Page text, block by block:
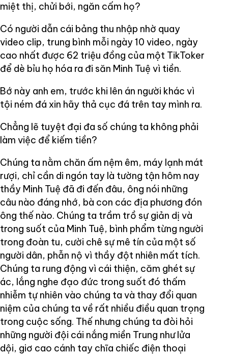
miệt thị, chửi bới, ngăn cấm họ?
Có người dẫn cái bảng thu nhập nhờ quay
video clip, trung bình mỗi ngày 10 video, ngày
cao nhất được 62 triệu đồng của một TikToker
để dè bỉu họ hóa ra đi săn Minh Tuệ vì tiền.
Bớ này anh em, trước khi lên án người khác vì
tội ném đá xin hãy thả cục đá trên tay mình ra.
Chẳng lẽ tuyệt đại đa số chúng ta không phải
làm việc để kiếm tiền?
Chúng ta nằm chăn ấm nệm êm, máy lạnh mát
rượi, chỉ cần di ngón tay là tường tận hôm nay
thầy Minh Tuệ đã đi đến đâu, ông nói những
câu nào đáng nhớ, bà con các địa phương đón
ông thế nào. Chúng ta trầm trồ sự giản dị và
trong suốt của Minh Tuệ, bình phẩm từng người
trong đoàn tu, cười chê sự mê tín của một số
người dân, phẫn nộ vì thầy đột nhiên mất tích.
Chúng ta rung động vì cái thiện, căm ghét sự
ác, lắng nghe đạo đức trong suốt đó thấm
nhiễm tự nhiên vào chúng ta và thay đổi quan
niệm của chúng ta về rất nhiều điều quan trọng
trong cuộc sống. Thế nhưng chúng ta đòi hỏi
những người đội cái nắng miền Trung như lửa
dội, giơ cao cánh tay chĩa chiếc điện thoại